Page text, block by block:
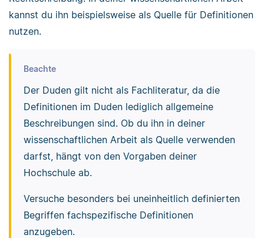
kannst du ihn beispielsweise als Quelle für Definitionen
nutzen.
Beachte
Der Duden gilt nicht als Fachliteratur, da die
Definitionen im Duden lediglich allgemeine
Beschreibungen sind. Ob du ihn in deiner
wissenschaftlichen Arbeit als Quelle verwenden
darfst, hängt von den Vorgaben deiner
Hochschule ab.
Versuche besonders bei uneinheitlich definierten
Begriffen fachspezifische Definitionen
anzugeben.